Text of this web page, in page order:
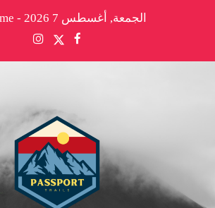
الجمعة, أغسطس 7 2026 - Welcome